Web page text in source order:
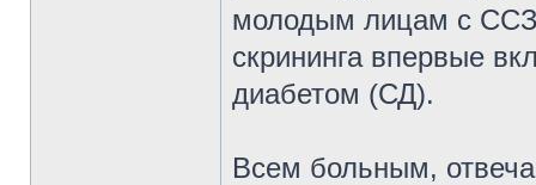
молодым лицам с ССЗ
скрининга впервые
диабетом (СД).
Всем больным,